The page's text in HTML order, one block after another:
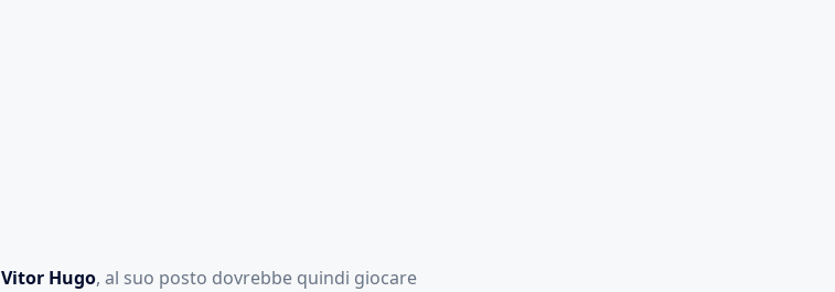
Vitor Hugo, al suo posto dovrebbe quindi giocare